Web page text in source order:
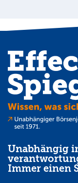
Unabhängig
Immer einen